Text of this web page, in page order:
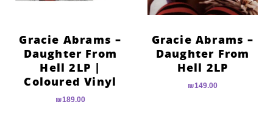
Gracie Abrams –
Daughter From
Hell 2LP
₪149.00
Gracie Abrams –
Daughter From
Hell 2LP |
Coloured Vinyl
₪189.00